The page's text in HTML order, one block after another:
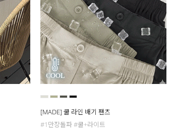
[MADE] 쿨 라인 배기 팬츠
#1만장돌파 #쿨+라이트